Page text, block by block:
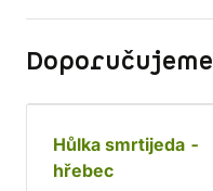
Doporučujeme
Hůlka smrtijeda -
hřebec